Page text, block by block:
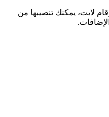
لايت، يمكنك تنصيبها من